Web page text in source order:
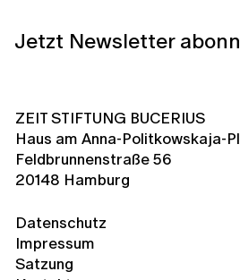
Jetzt Newsletter
ZEIT STIFTUNG BUCERIUS
Haus am Anna-Politkowskaja-
Feldbrunnenstraße 56
20148 Hamburg
Datenschutz
Impressum
Satzung